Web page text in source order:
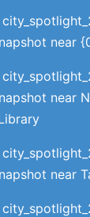
near
near
near